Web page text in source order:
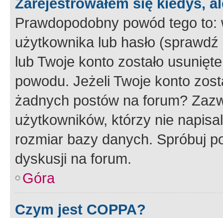
Prawdopodobny powód tego to:
użytkownika lub hasło
lub Twoje konto zostało
powodu. Jeżeli Twoje konto
żadnych postów na forum?
użytkowników, którzy nie
rozmiar bazy danych. Spróbuj
dyskusji na forum.
Góra
Czym jest COPPA?